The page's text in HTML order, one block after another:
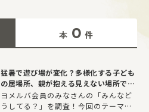
本 0 件
猛暑で遊び場が変化？多様化する子ども
の居場所、親が抱える見えない場所での
不安とは
ヨメルバ会員のみなさんの「みんなど
うしてる？」を調査！今回のテーマ